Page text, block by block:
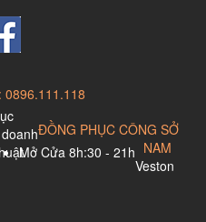
0896.111.118
Mở Cửa 8h:30 - 21h
ĐỒNG PHỤC CÔNG SỞ
NAM
Veston